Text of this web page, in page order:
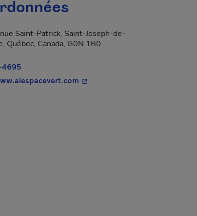
nouvelle fenêtre.
Saint-Patrick, Saint-Joseph-de-
Québec, Canada, G0N 1B0
4695
- Cet hyperlien s'ouvrira dans